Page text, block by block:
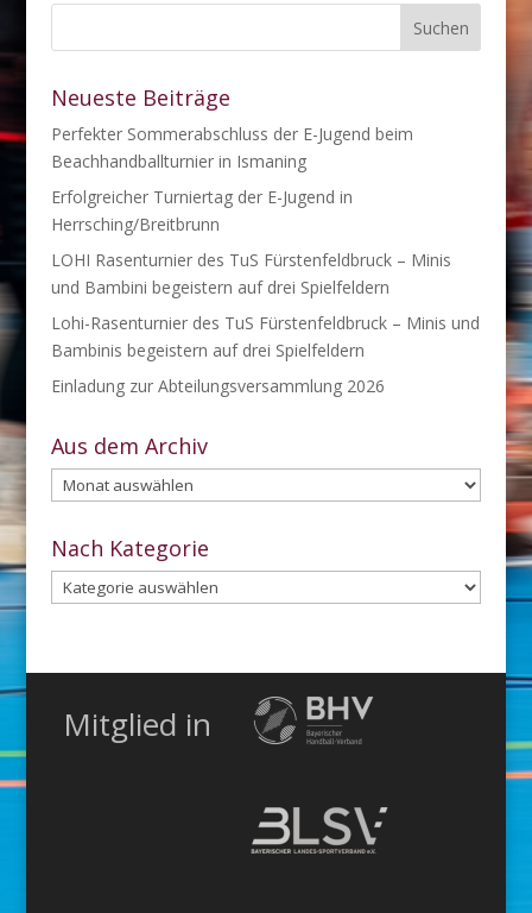
Neueste Beiträge
Perfekter Sommerabschluss der E-Jugend beim
Beachhandballturnier in Ismaning
Erfolgreicher Turniertag der E-Jugend in
Herrsching/Breitbrunn
LOHI Rasenturnier des TuS Fürstenfeldbruck – Minis
und Bambini begeistern auf drei Spielfeldern
Lohi-Rasenturnier des TuS Fürstenfeldbruck – Minis und
Bambinis begeistern auf drei Spielfeldern
Einladung zur Abteilungsversammlung 2026
Aus dem Archiv
Aus
dem
Archiv
Nach Kategorie
Nach
Kategorie
Mitglied in